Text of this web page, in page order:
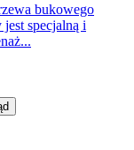
bukowego
specjalną i